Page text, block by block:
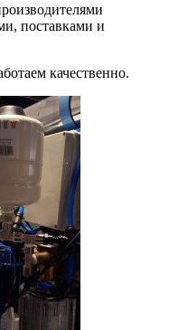
поставками и
качественно.